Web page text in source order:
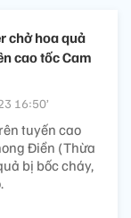
chở hoa quả
cao tốc Cam
16:50’
tuyến cao
Điền (Thừa
bị bốc cháy,